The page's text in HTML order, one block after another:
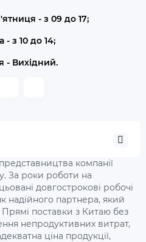
- з 09 до 17;
- з 10 до 14;
- Вихідний.
компанії
За роки роботи на
довгострокові робочі
надійного партнера, який
Прямі поставки з Китаю без
непродуктивних витрат,
ціна продукції,